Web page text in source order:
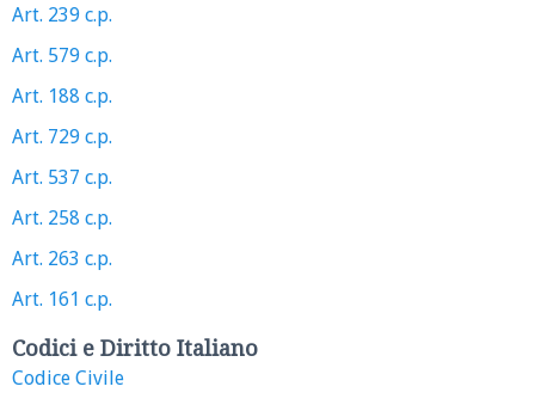
Art. 239 c.p.
Art. 579 c.p.
Art. 188 c.p.
Art. 729 c.p.
Art. 537 c.p.
Art. 258 c.p.
Art. 263 c.p.
Art. 161 c.p.
Codici e Diritto Italiano
Codice Civile